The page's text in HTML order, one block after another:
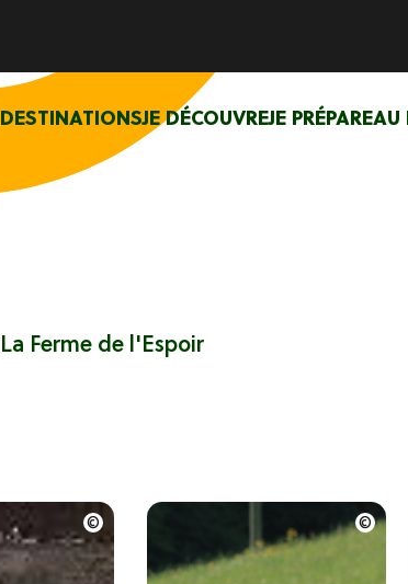
DESTINATIONSJE DÉCOUVREJE PRÉPAREAU
La Ferme de l'Espoir